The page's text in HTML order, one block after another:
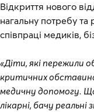
Відкриття нового
нагальну потребу та
співпраці медиків,
«Діти, які пережили
критичних
медичну допомогу.
лікарні, бачу реальні